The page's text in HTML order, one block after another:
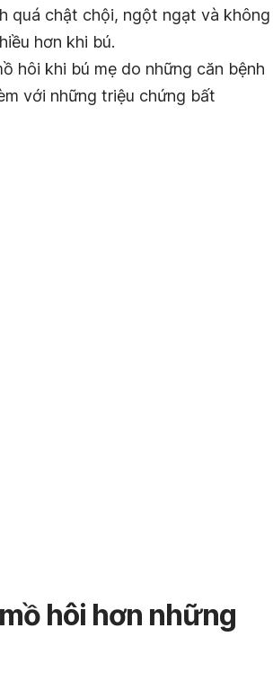
quá chật chội, ngột ngạt và không
hơn khi bú.
hôi khi bú mẹ do những căn bệnh
với những triệu chứng bất
hôi hơn những